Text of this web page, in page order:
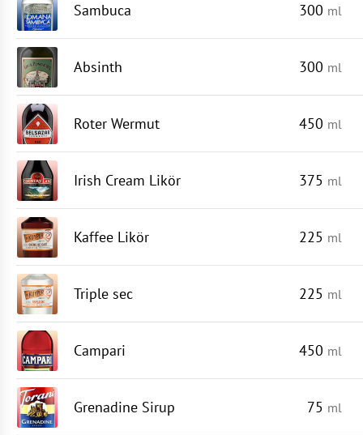
Sambuca 300 ml
Absinth 300 ml
Roter Wermut 450 ml
Irish Cream Likör 375 ml
Kaffee Likör 225 ml
Triple sec 225 ml
Campari 450 ml
Grenadine Sirup 75 ml